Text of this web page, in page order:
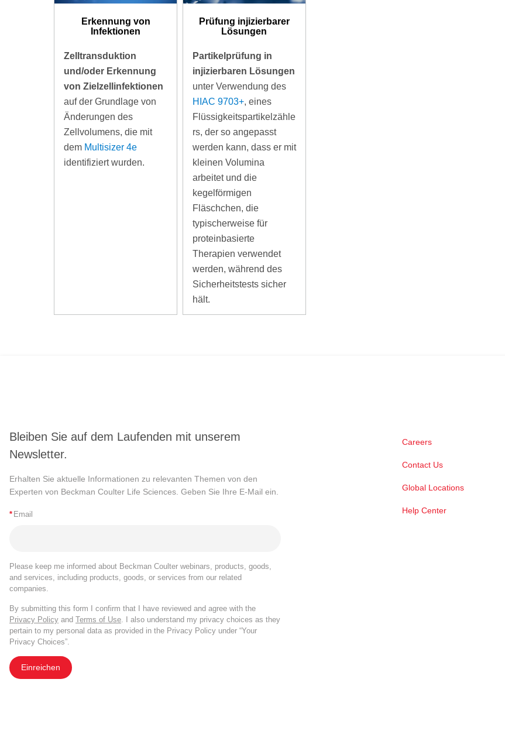
Erkennung von
Infektionen
Zelltransduktion
und/oder Erkennung
von Zielzellinfektionen
auf der Grundlage von
Änderungen des
Zellvolumens, die mit
dem Multisizer 4e
identifiziert wurden.
Prüfung injizierbarer
Lösungen
Partikelprüfung in
injizierbaren Lösungen
unter Verwendung des
HIAC 9703+, eines
Flüssigkeitspartikelzähle
rs, der so angepasst
werden kann, dass er mit
kleinen Volumina
arbeitet und die
kegelförmigen
Fläschchen, die
typischerweise für
proteinbasierte
Therapien verwendet
werden, während des
Sicherheitstests sicher
hält.
Bleiben Sie auf dem Laufenden mit unserem
Newsletter.
Erhalten Sie aktuelle Informationen zu relevanten Themen von den
Experten von Beckman Coulter Life Sciences. Geben Sie Ihre E-Mail ein.
* Email
Please keep me informed about Beckman Coulter webinars, products, goods,
and services, including products, goods, or services from our related
companies.
By submitting this form I confirm that I have reviewed and agree with the
Privacy Policy and Terms of Use. I also understand my privacy choices as they
pertain to my personal data as provided in the Privacy Policy under “Your
Privacy Choices”.
Einreichen
Careers
Contact Us
Global Locations
Help Center